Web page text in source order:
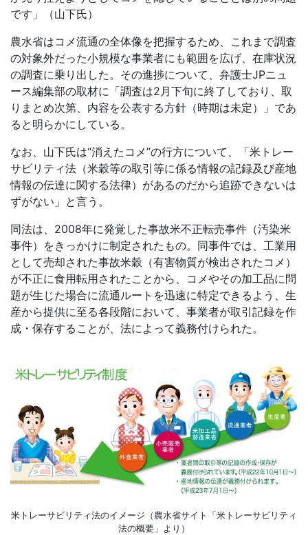
です」（山下氏）
農水省はコメ流通の全体像を把握するため、これまで調査
の対象外だった小規模な事業者にも範囲を広げ、在庫状況
の調査に乗り出した。その進捗について、弁護士JPニュ
ース編集部の取材に「調査は2 月下旬に終了しており、取
りまとめ次第、内容を公表する方針（時期は未定）」であ
ると明らかにしている。
なお、山下氏は“消えたコメ”の行方について、「米トレー
サビリティ法（米穀等の取引等に係る情報の記録及び産地
情報の伝達に関する法律）があるのだから追跡できないは
ずがない」と言う。
同法は、 2008年に発覚した事故米不正転売事件（汚染米
事件）をきっかけに制定されたもの。同事件では、工業用
として売却された事故米穀（有害物質が検出されたコメ）
が不正に食用転用されたことから、コメやその加工品に問
題が生じた場合に流通ルートを迅速に特定できるよう、生
産から提供に至る各段階において、事業者が取引記録を作
成・保存することが、法によって義務付けられた。
米トレーサビリティ法のイメージ（農水省サイト「米トレーサビリティ
法の概要」より）